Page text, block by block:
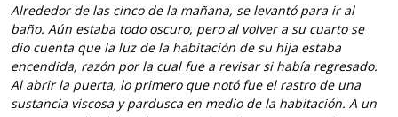
Alrededor de las cinco de la mañana, se levantó para ir al
baño. Aún estaba todo oscuro, pero al volver a su cuarto se
dio cuenta que la luz de la habitación de su hija estaba
encendida, razón por la cual fue a revisar si había regresado.
Al abrir la puerta, lo primero que notó fue el rastro de una
sustancia viscosa y pardusca en medio de la habitación. A un